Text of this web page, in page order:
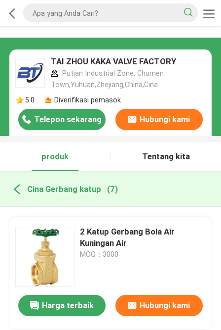
TAI ZHOU KAKA VALVE FACTORY
Putian Industrial Zone, Chumen
Town,Yuhuan,Zhejiang,China,Cina
5.0
Diverifikasi pemasok
Telepon sekarang Hubungi kami
produk Tentang kita
Cina Gerbang katup (7)
2 Katup Gerbang Bola Air
Kuningan Air
MOQ：3000
Harga terbaik Hubungi kami